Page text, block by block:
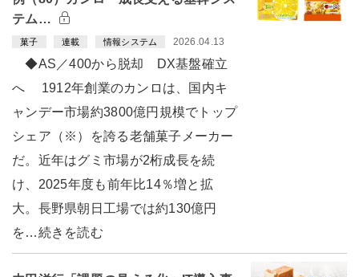
テム…
菓子 連載 情報システム 2026.04.13
◆AS／400から脱却 DX基盤確立
へ 1912年創業のカンロは、国内キ
ャンデー市場約3800億円規模でトップ
シェア（※）を誇る老舗菓子メーカー
だ。近年はグミ市場が2桁成長を続
け、2025年度も前年比14％増と拡
大。長野県朝日工場では約130億円
を…続きを読む